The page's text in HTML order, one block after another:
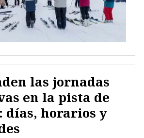
las jornadas
en la pista de
días, horarios y